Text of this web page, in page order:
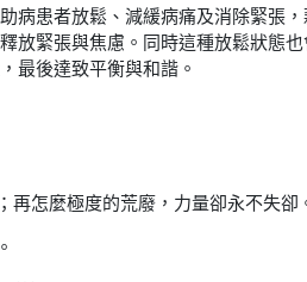
病患者放鬆、減緩病痛及消除緊張
放緊張與焦慮。同時這種放鬆狀態
最後達致平衡與和諧。
再怎麼極度的荒廢，力量卻永不失卻